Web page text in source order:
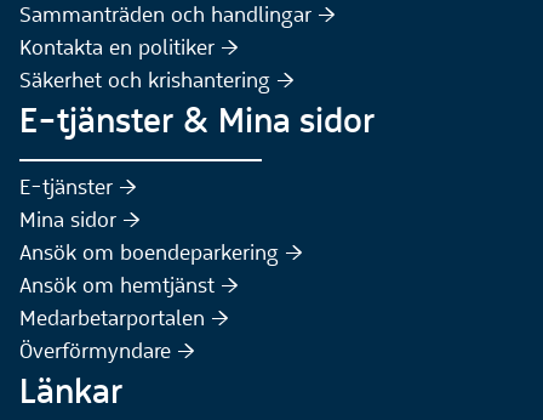
Sammanträden och handlingar :höger:
Kontakta en politiker :höger:
Säkerhet och krishantering :höger:
E-tjänster & Mina sidor
E-tjänster :höger:
Mina sidor :höger:
Ansök om boendeparkering :höger:
Ansök om hemtjänst :höger:
Medarbetarportalen :höger:
Överförmyndare :höger:
Länkar